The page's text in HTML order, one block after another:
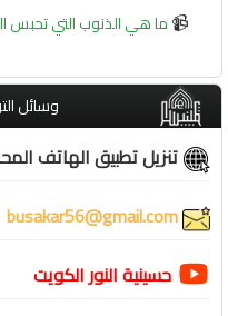
📹ما هي الذنوب التي تحبس
وسائل
تنزيل تطبيق الهاتف
حسينية النور الكويت